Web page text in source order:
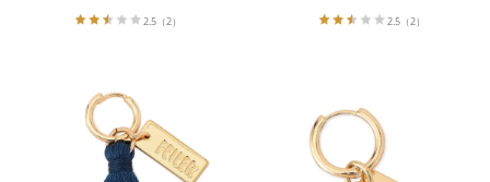
2.5 （2） 2.5（2）